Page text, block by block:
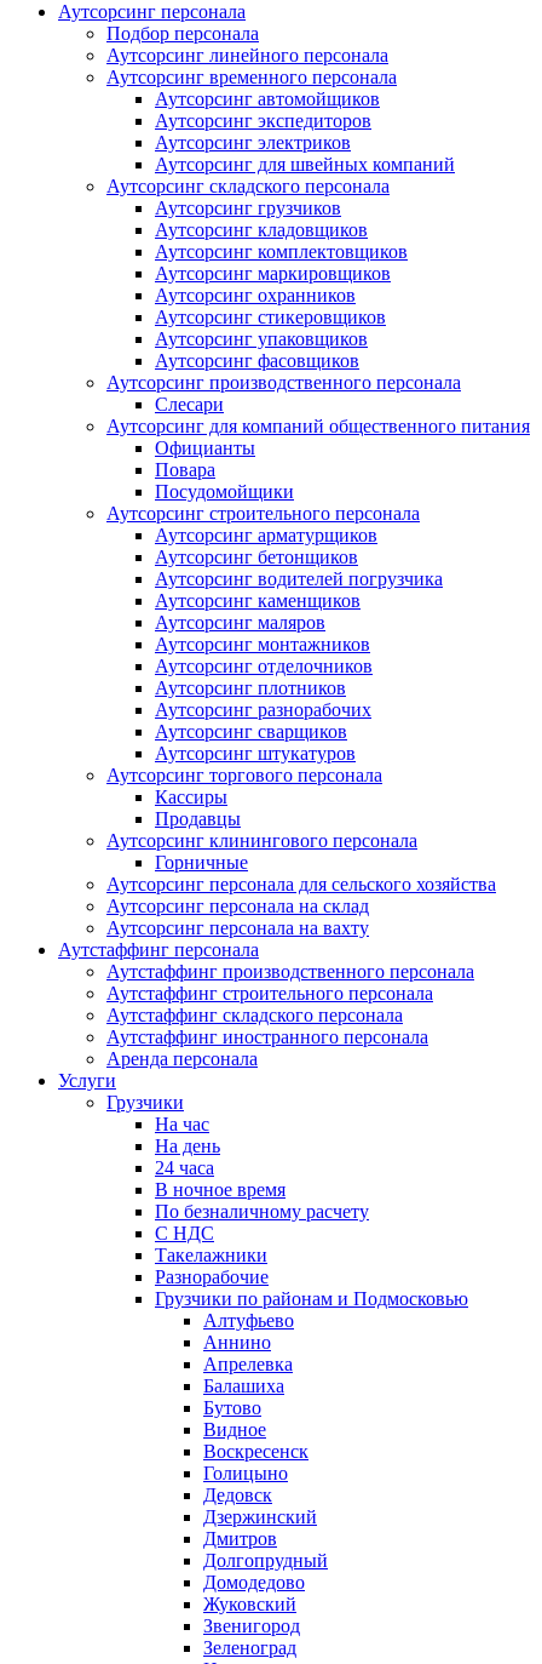
Аутсорсинг персонала
Подбор персонала
Аутсорсинг линейного персонала
Аутсорсинг временного персонала
Аутсорсинг автомойщиков
Аутсорсинг экспедиторов
Аутсорсинг электриков
Аутсорсинг для швейных компаний
Аутсорсинг складского персонала
Аутсорсинг грузчиков
Аутсорсинг кладовщиков
Аутсорсинг комплектовщиков
Аутсорсинг маркировщиков
Аутсорсинг охранников
Аутсорсинг стикеровщиков
Аутсорсинг упаковщиков
Аутсорсинг фасовщиков
Аутсорсинг производственного персонала
Слесари
Аутсорсинг для компаний общественного питания
Официанты
Повара
Посудомойщики
Аутсорсинг строительного персонала
Аутсорсинг арматурщиков
Аутсорсинг бетонщиков
Аутсорсинг водителей погрузчика
Аутсорсинг каменщиков
Аутсорсинг маляров
Аутсорсинг монтажников
Аутсорсинг отделочников
Аутсорсинг плотников
Аутсорсинг разнорабочих
Аутсорсинг сварщиков
Аутсорсинг штукатуров
Аутсорсинг торгового персонала
Кассиры
Продавцы
Аутсорсинг клинингового персонала
Горничные
Аутсорсинг персонала для сельского хозяйства
Аутсорсинг персонала на склад
Аутсорсинг персонала на вахту
Аутстаффинг персонала
Аутстаффинг производственного персонала
Аутстаффинг строительного персонала
Аутстаффинг складского персонала
Аутстаффинг иностранного персонала
Аренда персонала
Услуги
Грузчики
На час
На день
24 часа
В ночное время
По безналичному расчету
С НДС
Такелажники
Разнорабочие
Грузчики по районам и Подмосковью
Алтуфьево
Аннино
Апрелевка
Балашиха
Бутово
Видное
Воскресенск
Голицыно
Дедовск
Дзержинский
Дмитров
Долгопрудный
Домодедово
Жуковский
Звенигород
Зеленоград